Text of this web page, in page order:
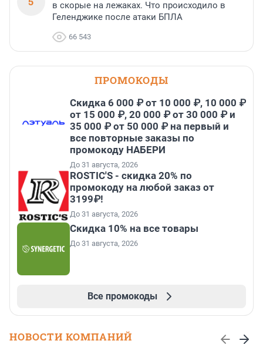
в скорые на лежаках. Что происходило в
Геленджике после атаки БПЛА
66 543
ПРОМОКОДЫ
Скидка 6 000 ₽ от 10 000 ₽, 10 000 ₽
от 15 000 ₽, 20 000 ₽ от 30 000 ₽ и
35 000 ₽ от 50 000 ₽ на первый и
все повторные заказы по
промокоду НАБЕРИ
До 31 августа, 2026
ROSTIC'S - скидка 20% по
промокоду на любой заказ от
3199₽!
До 31 августа, 2026
Скидка 10% на все товары
До 31 августа, 2026
Все промокоды
НОВОСТИ КОМПАНИЙ